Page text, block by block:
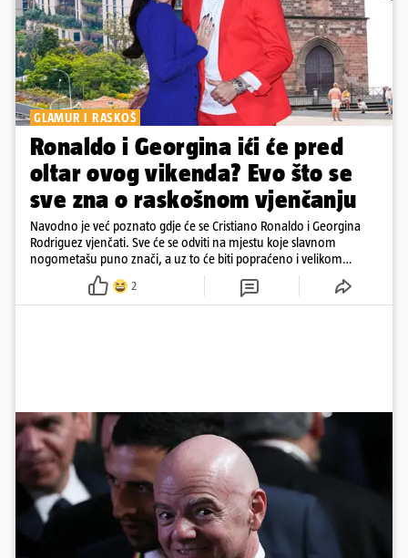
GLAMUR I RASKOŠ
Ronaldo i Georgina ići će pred
oltar ovog vikenda? Evo što se
sve zna o raskošnom vjenčanju
Navodno je već poznato gdje će se Cristiano Ronaldo i Georgina
Rodriguez vjenčati. Sve će se odviti na mjestu koje slavnom
nogometašu puno znači, a uz to će biti popraćeno i velikom
dozom luksuza
2